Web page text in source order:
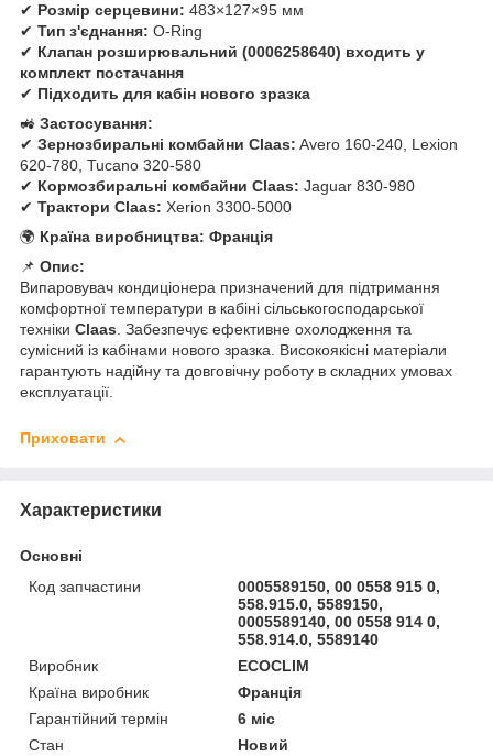
✔ Розмір серцевини: 483×127×95 мм
✔ Тип з'єднання: O-Ring
✔ Клапан розширювальний (0006258640) входить у
комплект постачання
✔ Підходить для кабін нового зразка
🚜 Застосування:
✔ Зернозбиральні комбайни Claas: Avero 160-240, Lexion
620-780, Tucano 320-580
✔ Кормозбиральні комбайни Claas: Jaguar 830-980
✔ Трактори Claas: Xerion 3300-5000
🌍 Країна виробництва: Франція
📌 Опис:
Випаровувач кондиціонера призначений для підтримання
комфортної температури в кабіні сільськогосподарської
техніки Claas . Забезпечує ефективне охолодження та
сумісний із кабінами нового зразка. Високоякісні матеріали
гарантують надійну та довговічну роботу в складних умовах
експлуатації.
Приховати
Характеристики
Основні
Код запчастини
0005589150, 00 0558 915 0,
558.915.0, 5589150,
0005589140, 00 0558 914 0,
558.914.0, 5589140
Виробник
ECOCLIM
Країна виробник
Франція
Гарантійний термін
6 міс
Стан
Новий